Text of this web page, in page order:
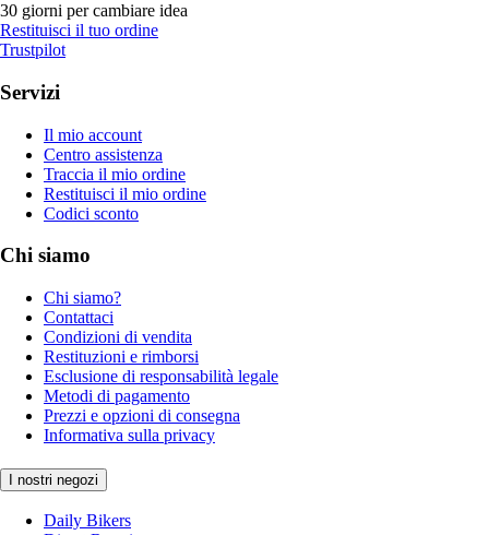
30 giorni per cambiare idea
Restituisci il tuo ordine
Trustpilot
Servizi
Il mio account
Centro assistenza
Traccia il mio ordine
Restituisci il mio ordine
Codici sconto
Chi siamo
Chi siamo?
Contattaci
Condizioni di vendita
Restituzioni e rimborsi
Esclusione di responsabilità legale
Metodi di pagamento
Prezzi e opzioni di consegna
Informativa sulla privacy
I nostri negozi
Daily Bikers